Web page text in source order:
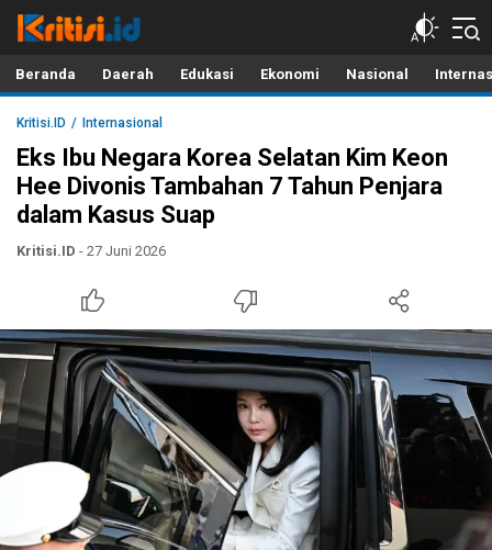
Kritisi.ID
Kritik untuk Negeri!
Beranda Daerah Edukasi Ekonomi Nasional
Kritisi.ID Internasional
Eks Ibu Negara Korea Selatan Kim Keon
Hee Divonis Tambahan 7 Tahun Penjara
dalam Kasus Suap
Kritisi.ID - 27 Juni 2026